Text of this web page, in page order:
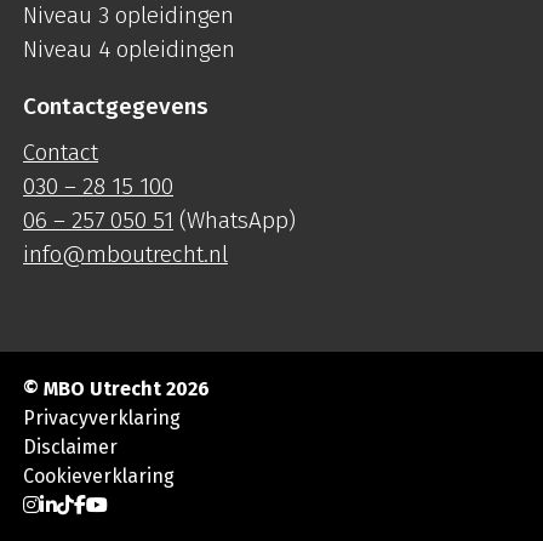
Niveau 3 opleidingen
Niveau 4 opleidingen
Contactgegevens
Contact
030 – 28 15 100
06 – 257 050 51 (WhatsApp)
info@mboutrecht.nl
© MBO Utrecht 2026
Privacyverklaring
Disclaimer
Cookieverklaring
Ga naar Instagram
Ga naar LinkedIn
Ga naar TikTok
Ga naar Facebook
Ga naar YouTube